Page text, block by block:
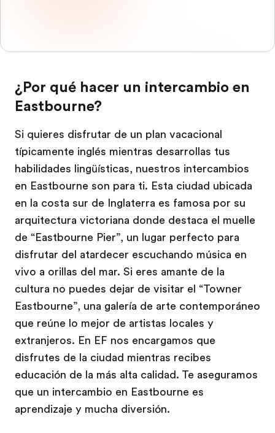
¿Por qué hacer un intercambio en
Eastbourne?
Si quieres disfrutar de un plan vacacional
típicamente inglés mientras desarrollas tus
habilidades lingüísticas, nuestros intercambios
en Eastbourne son para ti. Esta ciudad ubicada
en la costa sur de Inglaterra es famosa por su
arquitectura victoriana donde destaca el muelle
de “Eastbourne Pier”, un lugar perfecto para
disfrutar del atardecer escuchando música en
vivo a orillas del mar. Si eres amante de la
cultura no puedes dejar de visitar el “Towner
Eastbourne”, una galería de arte contemporáneo
que reúne lo mejor de artistas locales y
extranjeros. En EF nos encargamos que
disfrutes de la ciudad mientras recibes
educación de la más alta calidad. Te aseguramos
que un intercambio en Eastbourne es
aprendizaje y mucha diversión.